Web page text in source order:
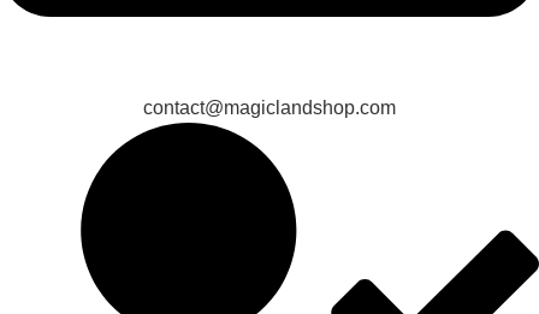
contact@magiclandshop.com